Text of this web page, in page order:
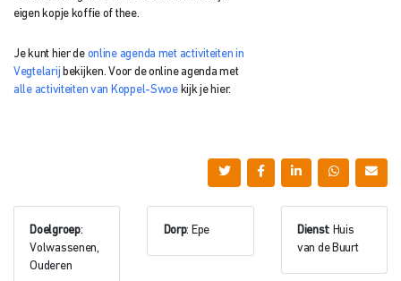
eigen kopje koffie of thee.
Je kunt hier de online agenda met activiteiten in
Vegtelarij bekijken. Voor de online agenda met
alle activiteiten van Koppel-Swoekijk je hier.
Doelgroep:
Volwassenen,
Ouderen
Dorp: Epe Dienst: Huis
van de Buurt